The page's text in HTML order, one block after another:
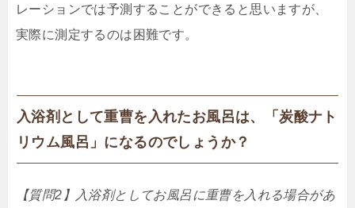
レーションでは予測することができると思いますが、
実際に測定するのは困難です。
入浴剤として重曹を入れたお風呂は、「炭酸ナト
リウム風呂」になるのでしょうか？
【質問2】入浴剤としてお風呂に重曹を入れる場合があ